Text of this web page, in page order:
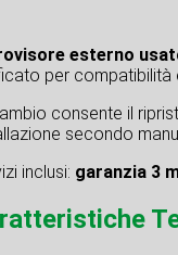
esterno
per compatibilità
consente il
secondo
inclusi: garanzia 3